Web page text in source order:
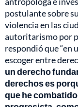
postulante sobre
violencia en las
autoritarismo por
respondió que “en
escoger entre
un derecho
derechos es
que he